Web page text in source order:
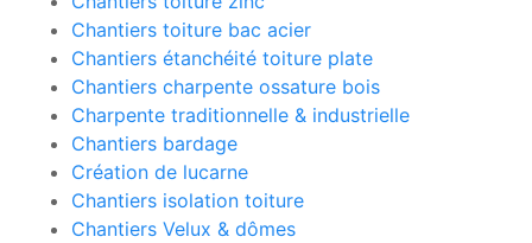
Chantiers toiture bac acier
Chantiers étanchéité toiture plate
Chantiers charpente ossature bois
Charpente traditionnelle & industrielle
Chantiers bardage
Création de lucarne
Chantiers isolation toiture
Chantiers Velux & dômes